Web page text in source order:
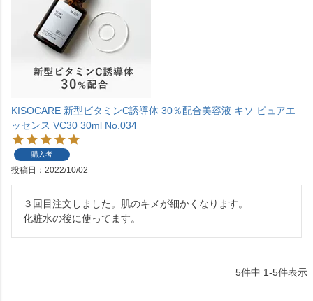
KISOCARE 新型ビタミンC誘導体 30％配合美容液 キソ ピュアエ
ッセンス VC30 30ml No.034
購入者
投稿日 2022/10/02
３回目注文しました。肌のキメが細かくなります。
化粧水の後に使ってます。
5件中 1-5件表示